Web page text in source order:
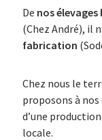
De nos élevages
(Chez André), il
fabrication
Chez nous le
proposons à
d’une
locale.